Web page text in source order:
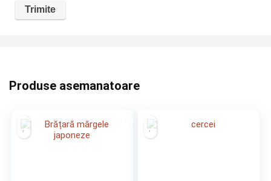
Produse asemanatoare